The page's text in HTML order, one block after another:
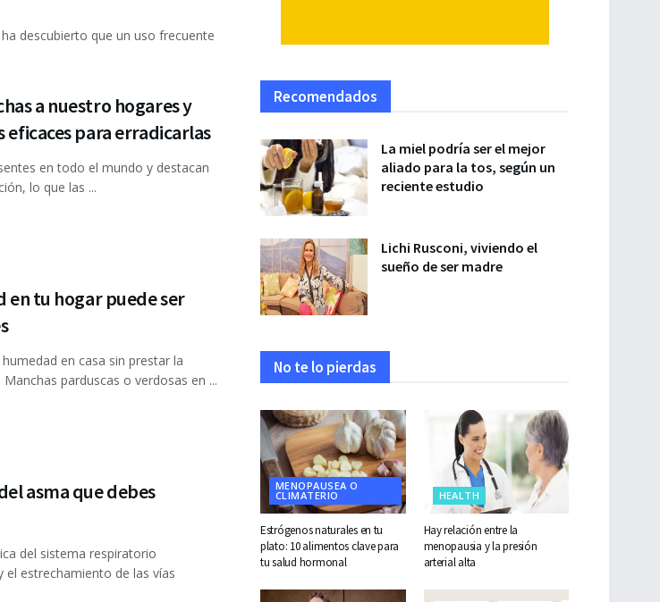
descubierto que un uso frecuente
a nuestro hogares y
eficaces para erradicarlas
en todo el mundo y destacan
lo que las ...
en tu hogar puede ser
en casa sin prestar la
parduscas o verdosas en ...
asma que debes
del sistema respiratorio
el estrechamiento de las vías
Recomendados
La miel podría ser el mejor
aliado para la tos, según un
reciente estudio
Lichi Rusconi, viviendo el
sueño de ser madre
No te lo pierdas
MENOPAUSEA O
CLIMATERIO
Estrógenos naturales en tu
plato: 10 alimentos clave para
tu salud hormonal
HEALTH
Hay relación entre la
menopausia y la presión
arterial alta